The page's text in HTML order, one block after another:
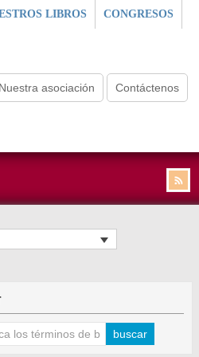
LIBROS CONGRESOS
Nuestra asociación Contáctenos